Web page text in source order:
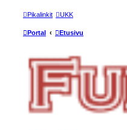
Pikalinkit UKK
Portal Etusivu